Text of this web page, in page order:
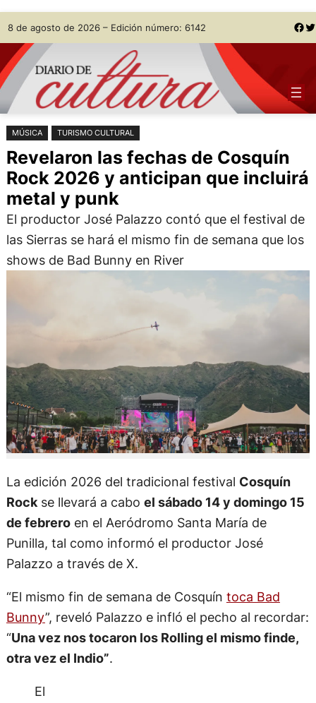
Saltar
al
contenido
Skip
to
content
8 de agosto de 2026 – Edición número: 6142 Facebook Twitter
MÚSICA TURISMO CULTURAL
Revelaron las fechas de Cosquín
Rock 2026 y anticipan que incluirá
metal y punk
El productor José Palazzo contó que el festival de
las Sierras se hará el mismo fin de semana que los
shows de Bad Bunny en River
La edición 2026 del tradicional festival Cosquín
Rockse llevará a cabo el sábado 14 y domingo 15
de febreroen el Aeródromo Santa María de
Punilla, tal como informó el productor José
Palazzo a través de X.
“El mismo fin de semana de Cosquín toca Bad
Bunny”, reveló Palazzo e infló el pecho al recordar:
“Una vez nos tocaron los Rolling el mismo finde,
otra vez el Indio”.
El